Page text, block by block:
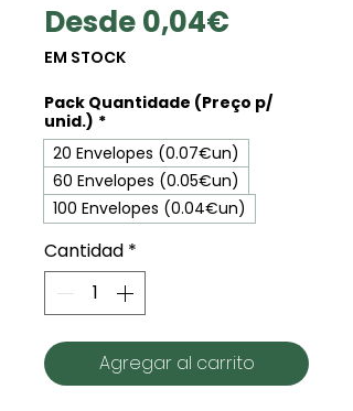
Desde0,04€
oferta
EM STOCK
Pack Quantidade (Preço p/
unid.) *
20 Envelopes (0.07€un)
60 Envelopes (0.05€un)
100 Envelopes (0.04€un)
Cantidad *
Agregar al carrito